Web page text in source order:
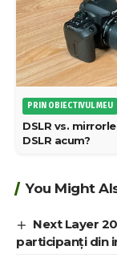
PRIN OBIECTIVUL MEU
DSLR vs.
DSLR acum?
You Might
Next Layer
participanți din